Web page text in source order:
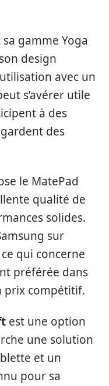
gamme Yoga
design
avec un
s’avérer utile
à des
des
le MatePad
qualité de
solides.
sur
qui concerne
préférée dans
prix compétitif.
est une option
une solution
et un
pour sa